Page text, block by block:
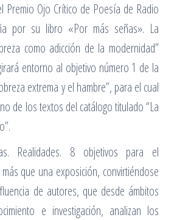
Premio Ojo Crítico de Poesía de Radio
por su libro «Por más señas». La
como adicción de la modernidad”
entorno al objetivo número 1 de la
extrema y el hambre”, para el cual
de los textos del catálogo titulado “La
Realidades. 8 objetivos para el
que una exposición, convirtiéndose
de autores, que desde ámbitos
e investigación, analizan los